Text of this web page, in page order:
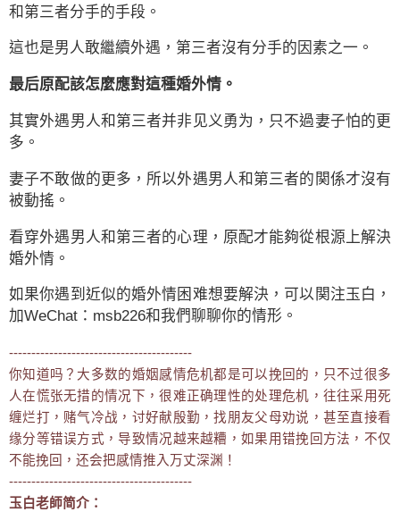
和第三者分手的手段。
這也是男人敢繼續外遇，第三者沒有分手的因素之一。
最后原配該怎麼應對這種婚外情。
其實外遇男人和第三者并非见义勇为，只不過妻子怕的更
多。
妻子不敢做的更多，所以外遇男人和第三者的関係才沒有
被動搖。
看穿外遇男人和第三者的心理，原配才能夠從根源上解決
婚外情。
如果你遇到近似的婚外情困难想要解決，可以関注玉白 ，
加WeChat：msb226和我們聊聊你的情形。
-----------------------------------------
你知道吗？大多数的婚姻感情危机都是可以挽回的，只不过很多
人在慌张无措的情况下，很难正确理性的处理危机，往往采用死
缠烂打，赌气冷战，讨好献殷勤，找朋友父母劝说，甚至直接看
缘分等错误方式，导致情况越来越糟，如果用错挽回方法，不仅
不能挽回，还会把感情推入万丈深渊！
-----------------------------------------
玉白老師简介：